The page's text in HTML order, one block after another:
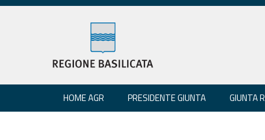
HOME AGR PRESIDENTE GIUNTA GIUNTA